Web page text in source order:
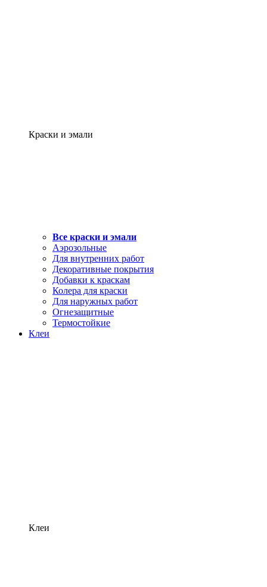
Краски и эмали
Все краски и эмали
Аэрозольные
Для внутренних работ
Декоративные покрытия
Добавки к краскам
Колера для краски
Для наружных работ
Огнезащитные
Термостойкие
Клеи
Клеи